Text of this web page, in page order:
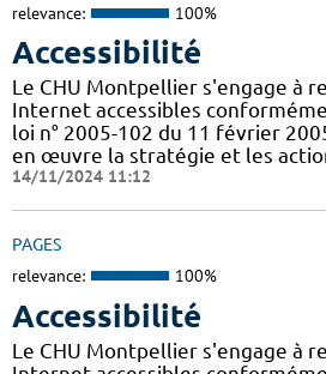
relevance: 100%
Accessibilité
Le CHU Montpellier s'engage à
Internet accessibles
loi n° 2005-102 du 11 février
en œuvre la stratégie et les
14/11/2024 11:12
PAGES
relevance: 100%
Accessibilité
Le CHU Montpellier s'engage à